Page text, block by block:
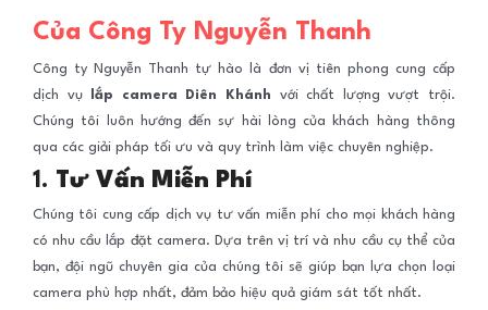
Của Công Ty Nguyễn Thanh
Công ty Nguyễn Thanh tự hào là đơn vị tiên phong cung cấp
dịch vụ
lắp camera Diên Khánh với chất lượng vượt trội.
Chúng tôi luôn hướng đến sự hài lòng của khách hàng thông
qua các giải pháp tối ưu và quy trình làm việc chuyên nghiệp.
1. Tư Vấn Miễn Phí
Chúng tôi cung cấp dịch vụ tư vấn miễn phí cho mọi khách hàng
có nhu cầu lắp đặt camera. Dựa trên vị trí và nhu cầu cụ thể của
bạn, đội ngũ chuyên gia của chúng tôi sẽ giúp bạn lựa chọn loại
camera phù hợp nhất, đảm bảo hiệu quả giám sát tốt nhất.